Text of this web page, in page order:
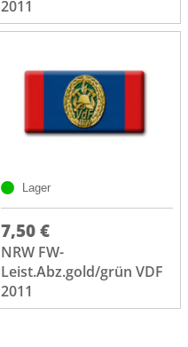
2011
Lager
7,50 €
NRW FW-
Leist.Abz.gold/grün VDF
2011